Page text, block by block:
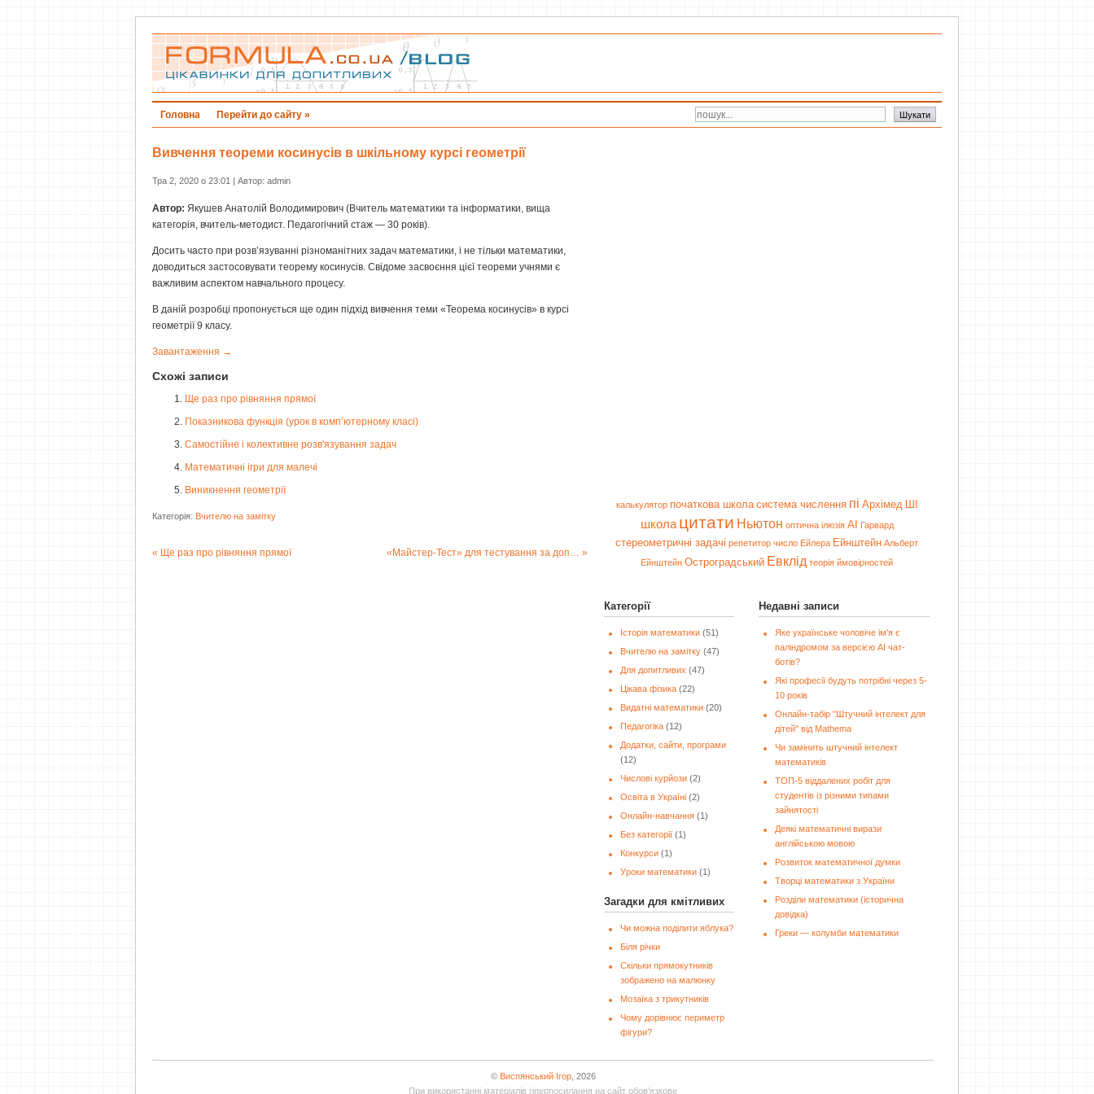
Головна Перейти до сайту »
Вивчення теореми косинусів в шкільному курсі геометрії
Тра 2, 2020 о 23:01 | Автор: admin
Автор: Якушев Анатолій Володимирович (Вчитель математики та інформатики, вища
категорія, вчитель-методист. Педагогічний стаж — 30 років).
Досить часто при розв’язуванні різноманітних задач математики, і не тільки математики,
доводиться застосовувати теорему косинусів. Свідоме засвоєння цієї теореми учнями є
важливим аспектом навчального процесу.
В даній розробці пропонується ще один підхід вивчення теми «Теорема косинусів» в курсі
геометрії 9 класу.
Завантаження →
Схожі записи
Ще раз про рівняння прямої
Показникова функція (урок в комп’ютерному класі)
Самостійне і колективне розв'язування задач
Математичні ігри для малечі
Виникнення геометрії
Категорія: Вчителю на замітку
Ще раз про рівняння прямої
калькулятор початкова школа система числення пі Архімед ШІ
школа цитати Ньютон оптична ілюзія AI Гарвард
стереометричні задачі репетитор число Ейлера Ейнштейн Альберт
Ейнштейн Остроградський Евклід теорія ймовірностей
Категорії
Історія математики (51)
Вчителю на замітку (47)
Для допитливих (47)
Цікава фізика (22)
Видатні математики (20)
Педагогіка (12)
Додатки, сайти, програми
(12)
Числові курйози (2)
Освіта в Україні (2)
Онлайн-навчання (1)
Без категорії (1)
Конкурси (1)
Уроки математики (1)
Загадки для кмітливих
Чи можна поділити яблука?
Біля річки
Скільки прямокутників
зображено на малюнку
Мозаїка з трикутників
Чому дорівнює периметр
фігури?
Недавні записи
Яке українське чоловіче ім'я є
паліндромом за версією AI чат-
ботів?
Які професії будуть потрібні через 5-
10 років
Онлайн-табір "Штучний інтелект для
дітей" від Mathema
Чи замінить штучний інтелект
математиків
ТОП-5 віддалених робіт для
студентів із різними типами
зайнятості
Деякі математичні вирази
англійською мовою
Розвиток математичної думки
Творці математики з України
Розділи математики (історична
довідка)
Греки — колумби математики
© Виспянський Ігор, 2026
При використанні матеріалів гіперпосилання на сайт обов’язкове